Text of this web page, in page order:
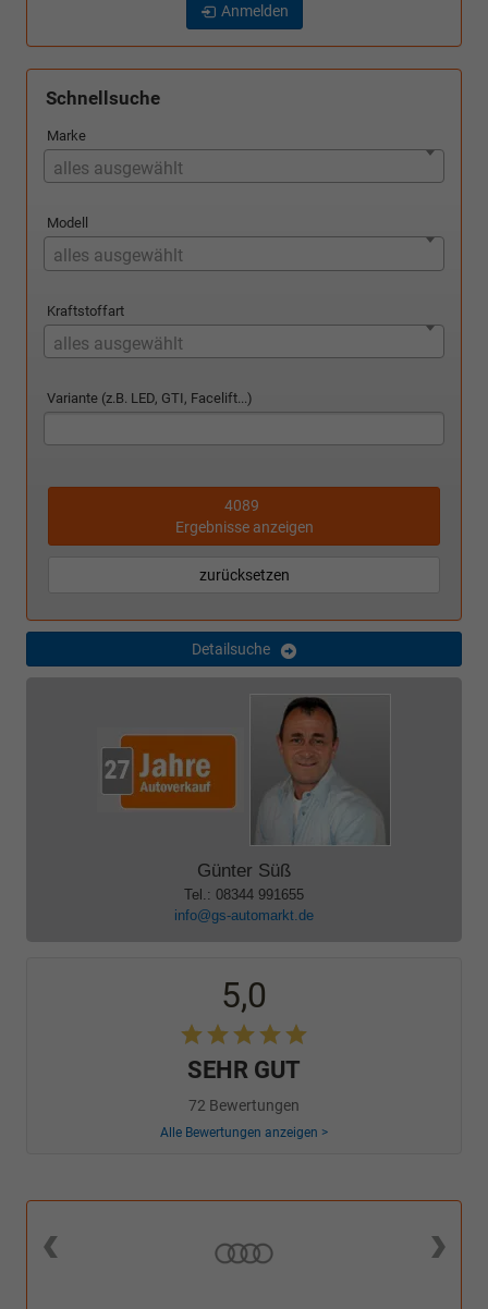
Anmelden
Schnellsuche
Marke
alles ausgewählt
Modell
alles ausgewählt
Kraftstoffart
alles ausgewählt
Variante (z.B. LED, GTI, Facelift...)
4089
Ergebnisse anzeigen
zurücksetzen
Detailsuche
Günter Süß
Tel.: 08344 991655
info@gs-automarkt.de
5,0
SEHR GUT
72 Bewertungen
Alle Bewertungen anzeigen >